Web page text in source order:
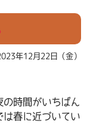
年12月22日（金）
時間がいちばん
は春に近づいてい